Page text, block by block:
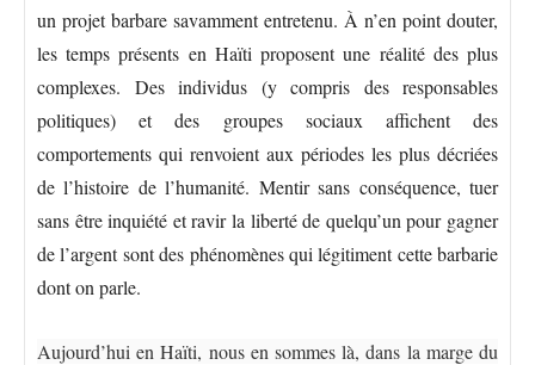
un projet barbare savamment entretenu. À n’en point douter,
les temps présents en Haïti proposent une réalité des plus
complexes. Des individus (y compris des responsables
politiques) et des groupes sociaux affichent des
comportements qui renvoient aux périodes les plus décriées
de l’histoire de l’humanité. Mentir sans conséquence, tuer
sans être inquiété et ravir la liberté de quelqu’un pour gagner
de l’argent sont des phénomènes qui légitiment cette barbarie
dont on parle.
Aujourd’hui en Haïti, nous en sommes là, dans la marge du